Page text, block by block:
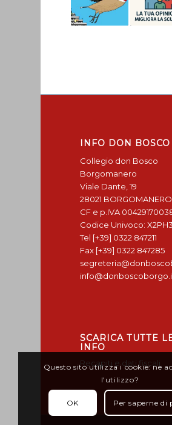
INFO DON BOSCO
Collegio don Bosco
Borgomanero
Viale Dante, 19
28021
CF e p.IVA
Codice Univoco:
Tel [+39] 0322 847211
Fax [+39] 0322 847285
SCARICA TUTTE
INFO
Recapiti e dati fiscali
Questo sito utilizza i cookie: ne
l'utilizzo?
OK Per saperne di